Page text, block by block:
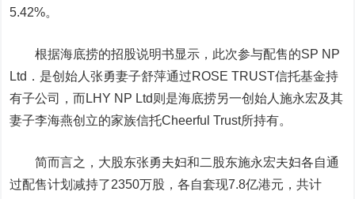
5.42%。
根据海底捞的招股说明书显示，此次参与配售的SP NP
Ltd．是创始人张勇妻子舒萍通过ROSE TRUST信托基金持
有子公司，而LHY NP Ltd则是海底捞另一创始人施永宏及其
妻子李海燕创立的家族信托Cheerful Trust所持有。
简而言之，大股东张勇夫妇和二股东施永宏夫妇各自通
过配售计划减持了2350万股，各自套现7.8亿港元，共计